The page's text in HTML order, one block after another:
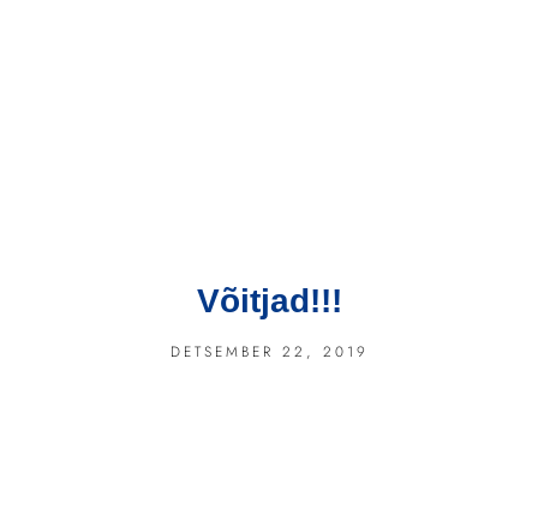
Võitjad!!!
DETSEMBER 22, 2019